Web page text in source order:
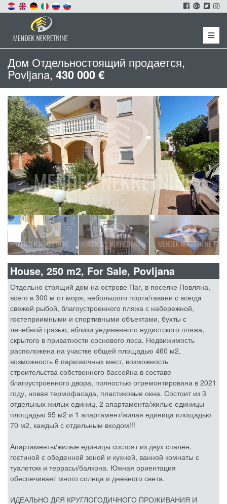
Menu
Дом Отдельностоящий продается,
Povljana, 430 000 €
House, 250 m2, For Sale, Povljana
Отдельно стоящий дом на острове Паг, в поселке Повляна,
всего в 300 м от моря, небольшого порта/гавани с всегда
свежей рыбой, благоустроенного пляжа с набережной,
гостеприимными и спортивными объектами, бухты с
лечебной грязью, вблизи уединенного нудистского пляжа,
скрытого в приватности соснового леса. Недвижимость
расположена на участке общей площадью 460 м2,
возможность 6 парковочных мест, возможность
строительства собственного бассейна в составе
благоустроенного двора, полностью отремонтирована в 2021
году, новая термофасада, пластиковые окна. Состоит из 3
отдельных жилых единиц, 2 апартамента/жилые единицы
площадью 95 м2 и 1 апартамент/жилая единица площадью
70 м2, каждый с отдельным входом!!!
Апартаменты/жилые единицы состоят из двух спален,
гостиной с обеденной зоной и кухней, ванной комнаты с
туалетом и террасы/балкона. Южная ориентация
обеспечивает много солнца и дневного света.
ИДЕАЛЬНО ДЛЯ КРУГЛОГОДИЧНОГО ПРОЖИВАНИЯ И